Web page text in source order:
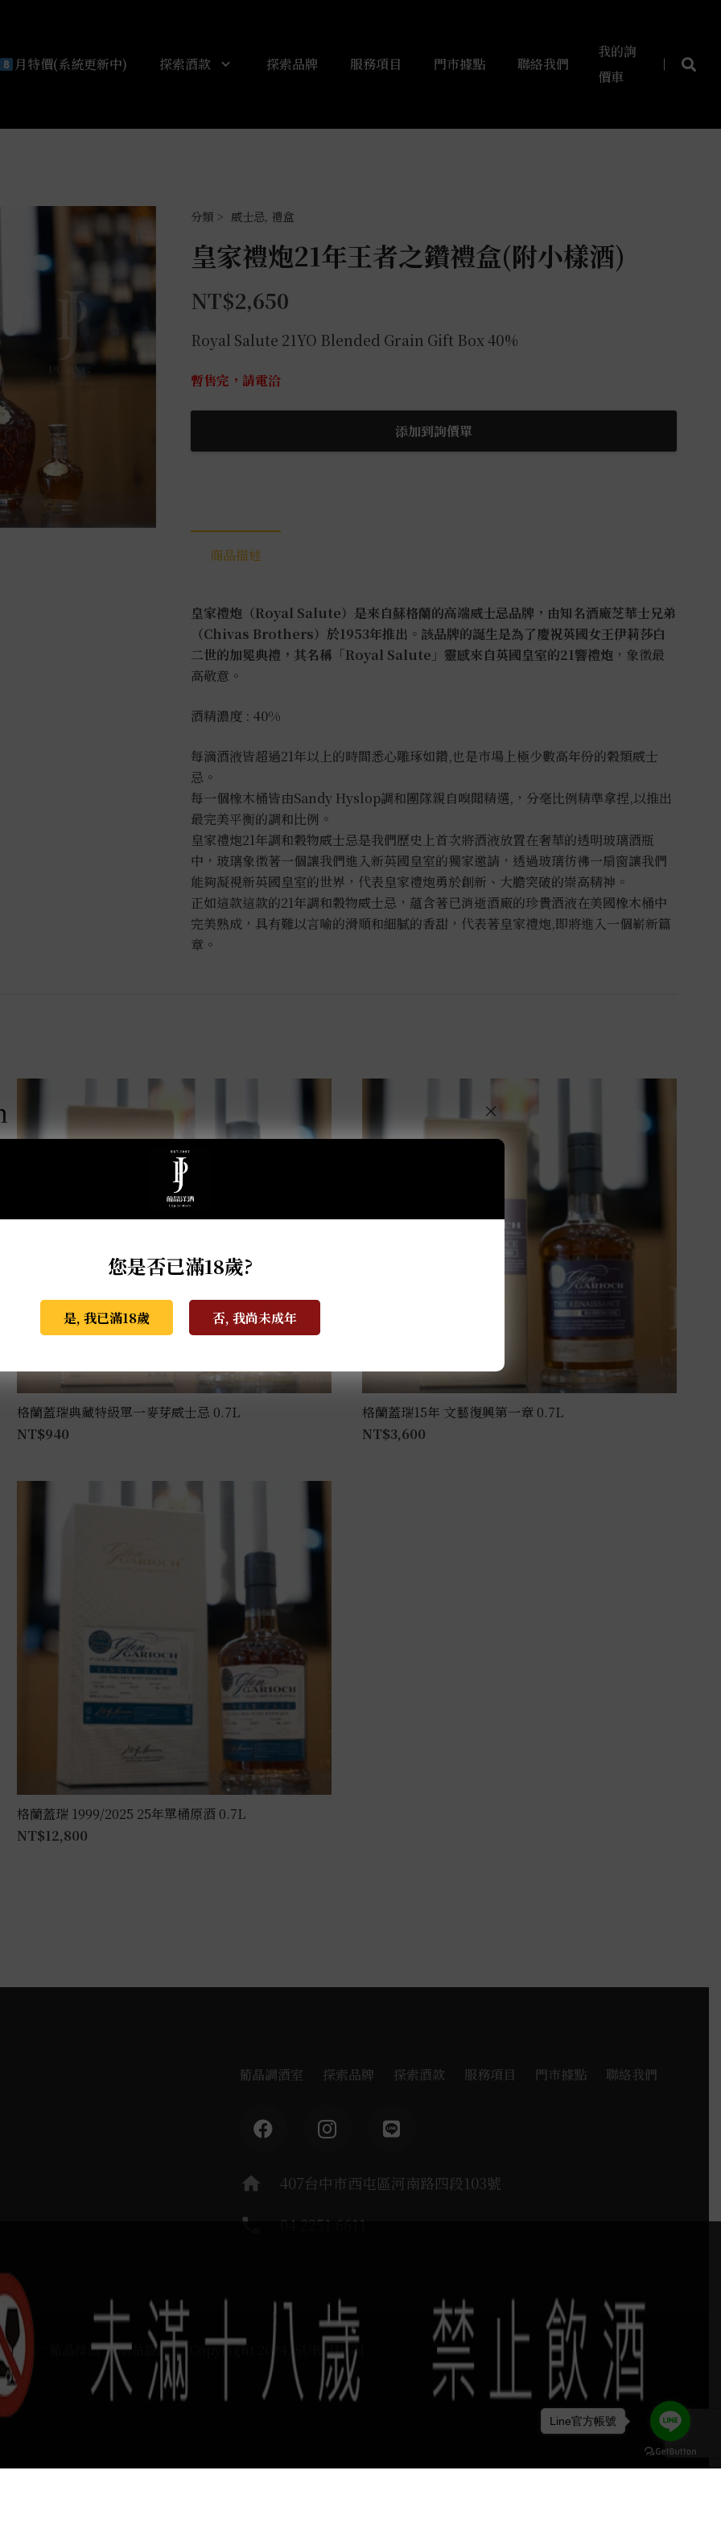
月特價(系統更新中) 探索酒款 探索品牌 服務項目 門市據點 聯絡我們
我的詢
價車
威士忌, 禮盒
皇家禮炮21年王者之鑽禮盒(附小樣酒)
NT$2,650
Royal Salute 21YO Blended Grain Gift Box 40%
暫售完，請電洽
添加到詢價單
商品描述
皇家禮炮（Royal Salute）是來自蘇格蘭的高端威士忌品牌，由知名酒廠芝華士兄弟
（Chivas Brothers）於1953年推出。該品牌的誕生是為了慶祝英國女王伊莉莎白
二世的加冕典禮，其名稱「Royal Salute」靈感來自英國皇室的21響禮炮，象徵最
高敬意。
酒精濃度 : 40%
每滴酒液皆超過21年以上的時間悉心雕琢如鑽,也是市場上極少數高年份的穀類威士
忌。
每一個橡木桶皆由Sandy Hyslop調和團隊親自嗅聞精選,，分毫比例精準拿捏,以推出
最完美平衡的調和比例。
皇家禮炮21年調和穀物威士忌是我們歷史上首次將酒液放置在奢華的透明玻璃酒瓶
中，玻璃象徵著一個讓我們進入新英國皇室的獨家邀請，透過玻璃彷彿一扇窗讓我們
能夠凝視新英國皇室的世界，代表皇家禮炮勇於創新、大膽突破的崇高精神。
正如這款這款的21年調和穀物威士忌，蘊含著已消逝酒廠的珍貴酒液在美國橡木桶中
完美熟成，具有難以言喻的滑順和細膩的香甜，代表著皇家禮炮,即將進入一個嶄新篇
章。
格蘭蓋瑞典藏特級單一麥芽威士忌 0.7L
NT$940
格蘭蓋瑞15年 文藝復興第一章 0.7L
NT$3,600
格蘭蓋瑞 1999/2025 25年單桶原酒 0.7L
NT$12,800
葡晶調酒室 探索品牌 探索酒款 服務項目 門市據點 聯絡我們
home 407台中市西屯區河南路四段103號
phone 04 2251 6611
負責：葡晶洋酒 / 網站設計 Ⓒ Copyright 2024, SUREHIGH
您是否已滿18歲?
是, 我已滿18歲 否, 我尚未成年
×
Line官方帳號